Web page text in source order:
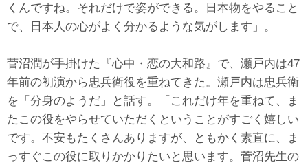
くんですね。それだけで姿ができる。日本物をやること
で、日本人の心がよく分かるような気がします」。
菅沼潤が手掛けた『心中・恋の大和路』で、瀬戸内は47
年前の初演から忠兵衛役を重ねてきた。瀬戸内は忠兵衛
を「分身のようだ」と話す。「これだけ年を重ねて、ま
たこの役をやらせていただくということがすごく嬉しい
です。不安もたくさんありますが、ともかく素直に、ま
っすぐこの役に取りかかりたいと思います。菅沼先生の